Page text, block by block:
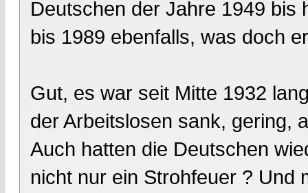
Deutschen der Jahre 1949 bis
bis 1989 ebenfalls, was doch
Gut, es war seit Mitte 1932
der Arbeitslosen sank, gering,
Auch hatten die Deutschen
nicht nur ein Strohfeuer ? Und